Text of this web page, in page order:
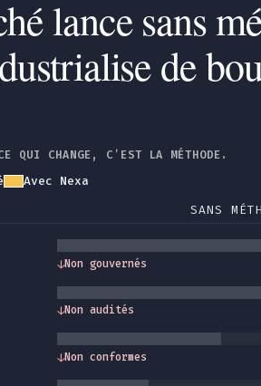
lance sans
de
QUI CHANGE, C’EST LA MÉTHODE.
Avec Nexa
SANS
↓Non gouvernés
↓Non audités
↓Non conformes